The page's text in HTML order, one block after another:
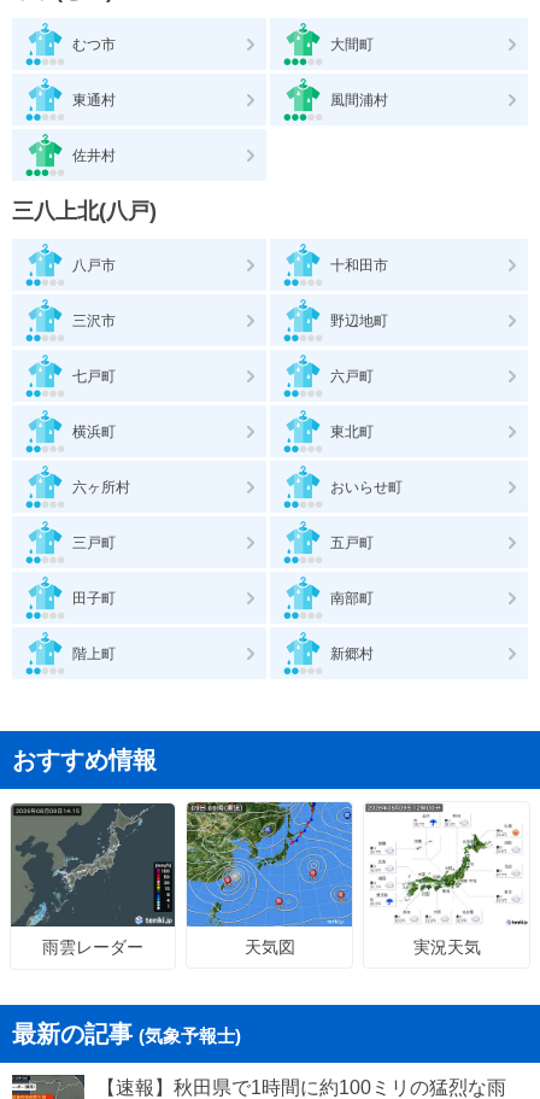
むつ市 大間町
東通村 風間浦村
佐井村
三八上北(八戸)
八戸市 十和田市
三沢市 野辺地町
七戸町 六戸町
横浜町 東北町
六ヶ所村 おいらせ町
三戸町 五戸町
田子町 南部町
階上町 新郷村
おすすめ情報
雨雲レーダー 天気図 実況天気
最新の記事 (気象予報士)
【速報】秋田県で1時間に約100ミリの猛烈な雨